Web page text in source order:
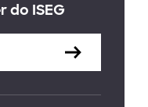
do ISEG